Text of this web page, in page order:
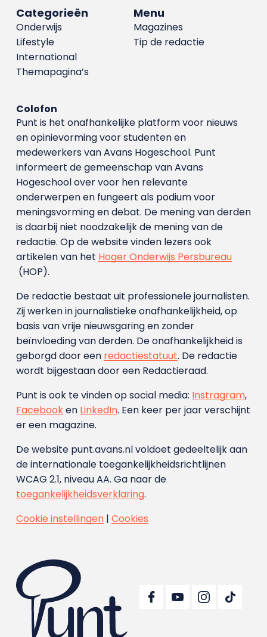
Menu
Magazines
Tip de redactie
Categorieën
Onderwijs
Lifestyle
International
Themapagina’s
Colofon
Punt is het onafhankelijke platform voor nieuws
en opinievorming voor studenten en
medewerkers van Avans Hoge­school. Punt
informeert de gemeenschap van Avans
Hogeschool over voor hen relevante
onderwerpen en fungeert als podium voor
meningsvorming en debat. De mening van derden
is daarbij niet noodzakelijk de mening van de
redactie. Op de website vinden lezers ook
artikelen van het Hoger Onderwijs Persbureau
(HOP).
De redactie bestaat uit professionele journalisten.
Zij werken in journalistieke onafhankelijkheid, op
basis van vrije nieuwsgaring en zonder
beïnvloeding van derden. De onafhankelijkheid is
geborgd door een redactiestatuut. De redactie
wordt bijgestaan door een Redactieraad.
Punt is ook te vinden op social media: Instragram,
Facebooken LinkedIn. Een keer per jaar verschijnt
er een magazine.
De website punt.avans.nl voldoet gedeeltelijk aan
de internationale toegankelijkheidsrichtlijnen
WCAG 2.1, niveau AA. Ga naar de
toegankelijkheidsverklaring.
Cookie instellingen| Cookies